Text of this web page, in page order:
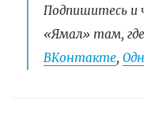
Подпишитесь и
«Ямал» там,
ВКонтакте,